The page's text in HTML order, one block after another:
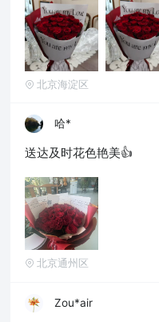
北京海淀区
哈*
送达及时花色艳美👍
北京通州区
Zou*air